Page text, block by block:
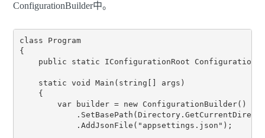
ConfigurationBuilder中。
class Program
{
public static IConfigurationRoot Configuration
    static void Main(string[] args)
    {
        var builder = new ConfigurationBuilder()
            .AddJsonFile("appsettings.json");